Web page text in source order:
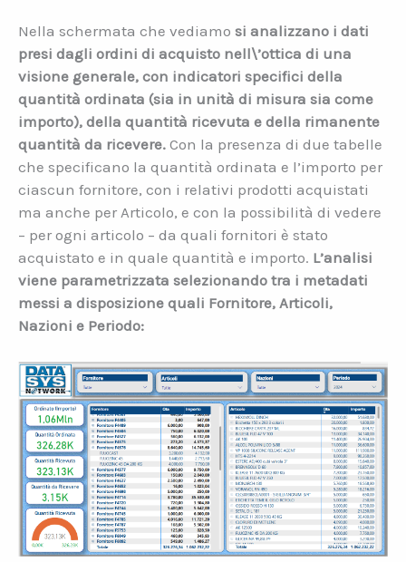
Nella schermata che vediamo si analizzano i dati
presi dagli ordini di acquisto nell\’ottica di una
visione generale, con indicatori specifici della
quantità ordinata (sia in unità di misura sia come
importo), della quantità ricevuta e della rimanente
quantità da ricevere. Con la presenza di due tabelle
che specificano la quantità ordinata e l’importo per
ciascun fornitore, con i relativi prodotti acquistati
ma anche per Articolo, e con la possibilità di vedere
– per ogni articolo – da quali fornitori è stato
acquistato e in quale quantità e importo. L’analisi
viene parametrizzata selezionando tra i metadati
messi a disposizione quali Fornitore, Articoli,
Nazioni e Periodo: